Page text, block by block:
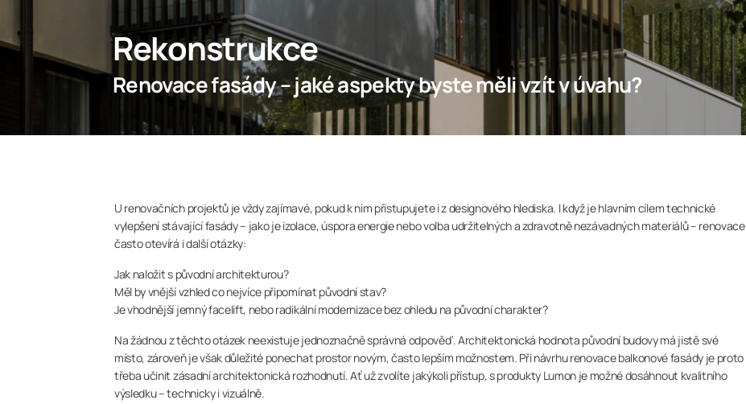
Rekonstrukce
Renovace fasády – jaké aspekty byste měli vzít v úvahu?
U renovačních projektů je vždy zajímavé, pokud k nim přistupujete i z designového hlediska. I když je hlavním cílem technické
vylepšení stávající fasády – jako je izolace, úspora energie nebo volba udržitelných a zdravotně nezávadných materiálů – renovace
často otevírá i další otázky:
Jak naložit s původní architekturou?
Měl by vnější vzhled co nejvíce připomínat původní stav?
Je vhodnější jemný facelift, nebo radikální modernizace bez ohledu na původní charakter?
Na žádnou z těchto otázek neexistuje jednoznačně správná odpověď. Architektonická hodnota původní budovy má jistě své
místo, zároveň je však důležité ponechat prostor novým, často lepším možnostem. Při návrhu renovace balkonové fasády je proto
třeba učinit zásadní architektonická rozhodnutí. Ať už zvolíte jakýkoli přístup, s produkty Lumon je možné dosáhnout kvalitního
výsledku – technicky i vizuálně.